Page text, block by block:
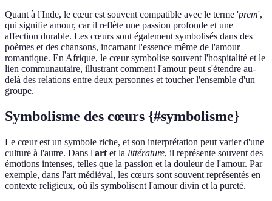
Quant à l'Inde, le cœur est souvent compatible avec le terme 'prem',
qui signifie amour, car il reflète une passion profonde et une
affection durable. Les cœurs sont également symbolisés dans des
poèmes et des chansons, incarnant l'essence même de l'amour
romantique. En Afrique, le cœur symbolise souvent l'hospitalité et le
lien communautaire, illustrant comment l'amour peut s'étendre au-
delà des relations entre deux personnes et toucher l'ensemble d'un
groupe.
Symbolisme des cœurs {#symbolisme}
Le cœur est un symbole riche, et son interprétation peut varier d'une
culture à l'autre. Dans l'art et la littérature, il représente souvent des
émotions intenses, telles que la passion et la douleur de l'amour. Par
exemple, dans l'art médiéval, les cœurs sont souvent représentés en
contexte religieux, où ils symbolisent l'amour divin et la pureté.